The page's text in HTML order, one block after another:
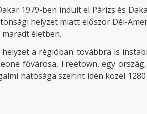
1979-ben indult el Párizs és
helyzet miatt először Dél-
életben.
a régióban továbbra is
fővárosa, Freetown, egy
hatósága szerint idén közel